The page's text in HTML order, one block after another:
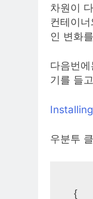
차원이
컨테이
인 변화
다음번
기를 들
우분투
{